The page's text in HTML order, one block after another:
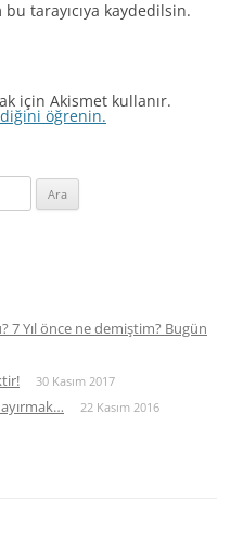
tarayıcıya kaydedilsin.
için Akismet kullanır.
öğrenin.
Yıl önce ne demiştim? Bugün
30 Kasım 2017
22 Kasım 2016